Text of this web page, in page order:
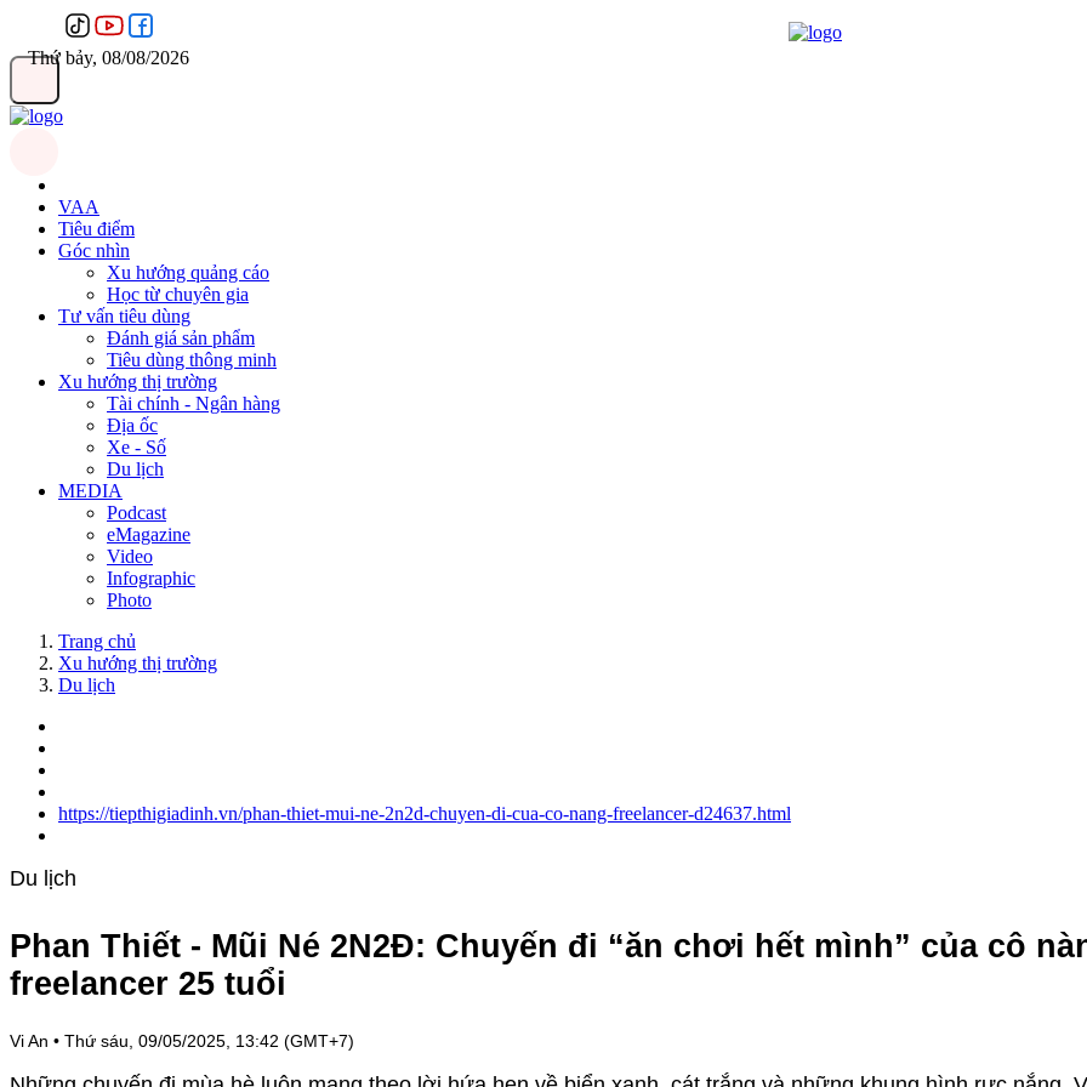
Thứ bảy, 08/08/2026
VAA
Tiêu điểm
Góc nhìn
Xu hướng quảng cáo
Học từ chuyên gia
Tư vấn tiêu dùng
Đánh giá sản phẩm
Tiêu dùng thông minh
Xu hướng thị trường
Tài chính - Ngân hàng
Địa ốc
Xe - Số
Du lịch
MEDIA
Podcast
eMagazine
Video
Infographic
Photo
Trang chủ
Xu hướng thị trường
Du lịch
https://tiepthigiadinh.vn/phan-thiet-mui-ne-2n2d-chuyen-di-cua-co-nang-freelancer-d24637.html
Du lịch
Phan Thiết - Mũi Né 2N2Đ: Chuyến đi “ăn chơi hết mình” của cô
freelancer 25 tuổi
Vi An • Thứ sáu, 09/05/2025, 13:42 (GMT+7)